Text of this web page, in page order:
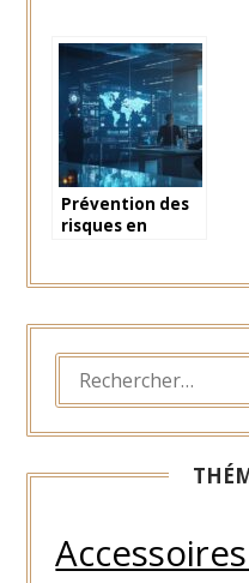
Prévention des
risques en
peuvent être
RECHERCHER :